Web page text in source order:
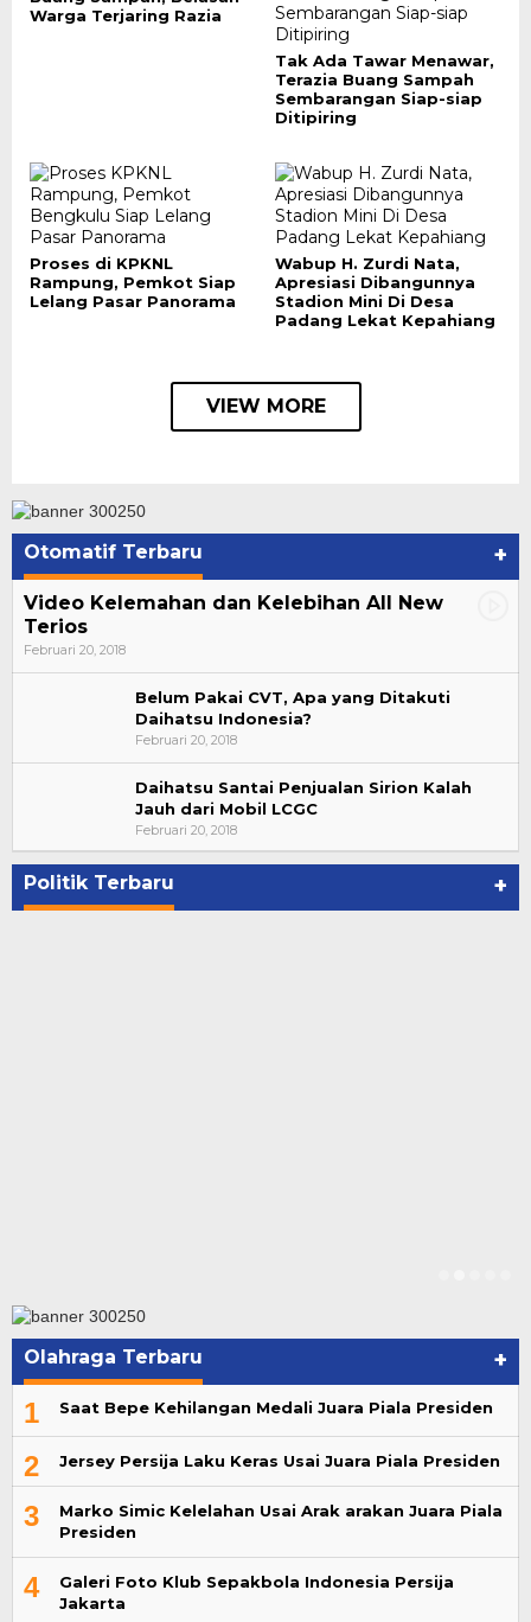
Warga Terjaring Razia
Tak Ada Tawar Menawar,
Terazia Buang Sampah
Sembarangan Siap-siap
Ditipiring
Proses di KPKNL
Rampung, Pemkot Siap
Lelang Pasar Panorama
Wabup H. Zurdi Nata,
Apresiasi Dibangunnya
Stadion Mini Di Desa
Padang Lekat Kepahiang
VIEW MORE
Otomatif Terbaru +
Video Kelemahan dan Kelebihan All New
Terios
Februari 20, 2018
Belum Pakai CVT, Apa yang Ditakuti
Daihatsu Indonesia?
Februari 20, 2018
Daihatsu Santai Penjualan Sirion Kalah
Jauh dari Mobil LCGC
Februari 20, 2018
Politik Terbaru +
Bupati Ahmad Hijazi, Hadiri Paripurna Hasil
Penetapan Paslon Bupati dan Wabup Te…
Di NASIONAL, POLITIK, REJANG LEBONG
Olahraga Terbaru +
1 Saat Bepe Kehilangan Medali Juara Piala Presiden
2 Jersey Persija Laku Keras Usai Juara Piala Presiden
3
Marko Simic Kelelahan Usai Arak arakan Juara Piala
Presiden
4
Galeri Foto Klub Sepakbola Indonesia Persija
Jakarta